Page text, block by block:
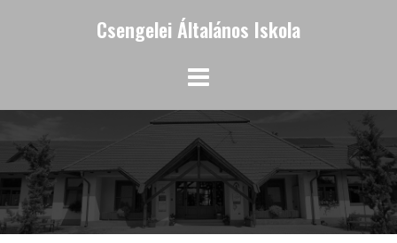
Csengelei Általános Iskola